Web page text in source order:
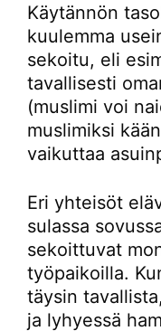
Käytännön
kuulemma
sekoitu, eli
tavallisesti
(muslimi voi
muslimiksi
vaikuttaa
Eri yhteisöt
sulassa
sekoittuvat
työpaikoilla.
täysin
ja lyhyessä